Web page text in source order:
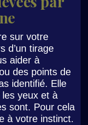
sur votre
d’un tirage
aider à
des points de
identifié. Elle
yeux et à
sont. Pour cela
à votre instinct.